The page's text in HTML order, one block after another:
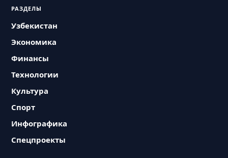
РАЗДЕЛЫ
Узбекистан
Экономика
Финансы
Технологии
Культура
Спорт
Инфографика
Спецпроекты